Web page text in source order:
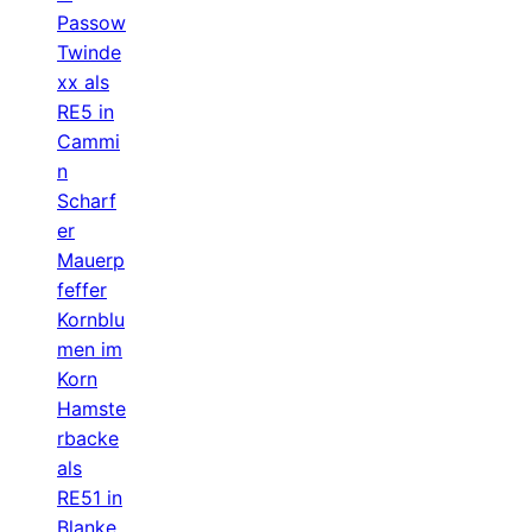
Passow
Twinde
xx als
RE5 in
Cammi
n
Scharf
er
Mauerp
feffer
Kornblu
men im
Korn
Hamste
rbacke
als
RE51 in
Blanke